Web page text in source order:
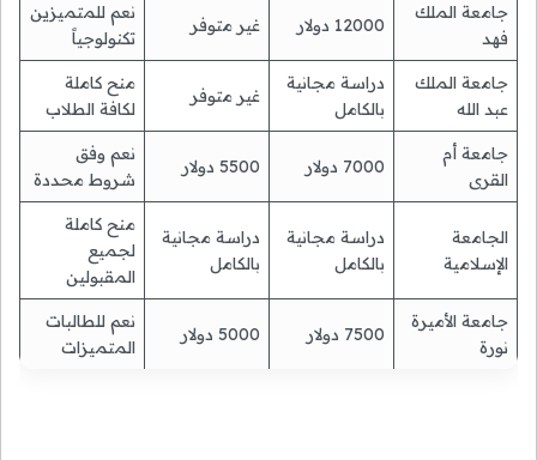
جامعة الملك
فهد
12000 دولار غير متوفر
نعم للمتميزين
تكنولوجياً
جامعة الملك
عبد الله
دراسة مجانية
بالكامل
غير متوفر
منح كاملة
لكافة الطلاب
جامعة أم
القرى
7000 دولار 5500 دولار
نعم وفق
شروط محددة
الجامعة
الإسلامية
دراسة مجانية
بالكامل
دراسة مجانية
بالكامل
منح كاملة
لجميع
المقبولين
جامعة الأميرة
نورة
7500 دولار 5000 دولار
نعم للطالبات
المتميزات